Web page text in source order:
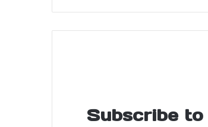
Subscribe